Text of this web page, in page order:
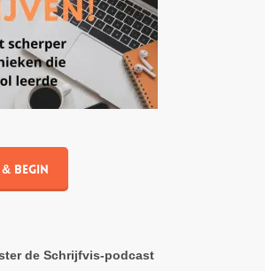
begin
de Schrijfvis-podcast